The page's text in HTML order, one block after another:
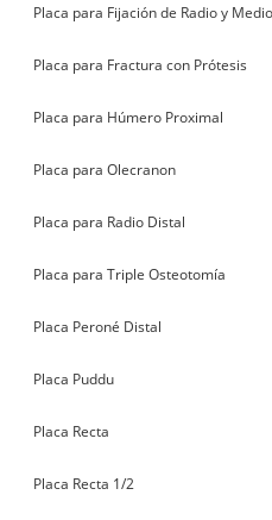
Placa para Fijación de Radio y
Placa para Fractura con Prótesis
Placa para Húmero Proximal
Placa para Olecranon
Placa para Radio Distal
Placa para Triple Osteotomía
Placa Peroné Distal
Placa Puddu
Placa Recta
Placa Recta 1/2